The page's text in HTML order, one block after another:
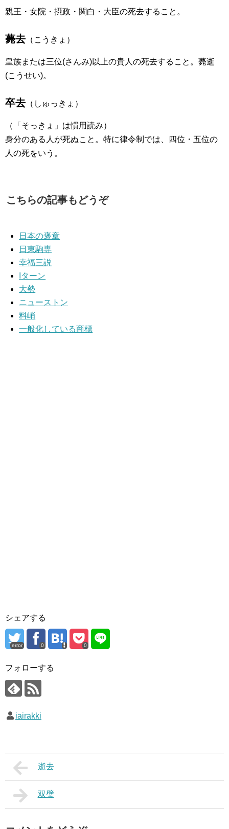
親王・女院・摂政・関白・大臣の死去すること。
薨去 （こうきょ）
皇族または三位(さんみ)以上の貴人の死去すること。薨逝
(こうせい)。
卒去 （しゅっきょ）
（「そっきょ」は慣用読み）
身分のある人が死ぬこと。特に律令制では、四位・五位の
人の死をいう。
こちらの記事もどうぞ
日本の褒章
日東駒専
幸福三説
Iターン
大勢
ニューストン
料峭
一般化している商標
シェアする
error 0 0
フォローする
iairakki
逝去
双璧